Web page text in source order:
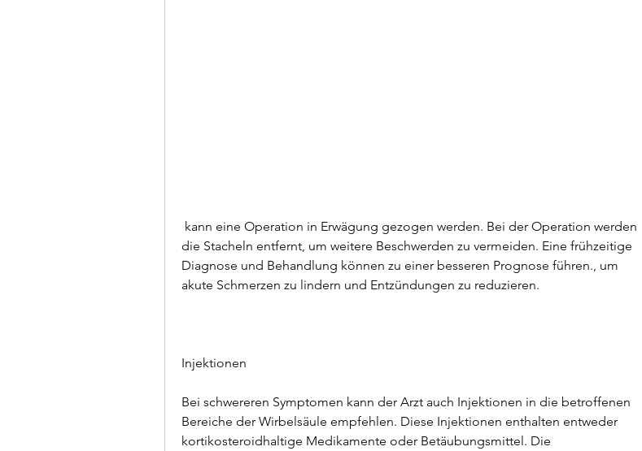
die Stacheln entfernt, um weitere Beschwerden zu vermeiden. Eine frühzeitige
Diagnose und Behandlung können zu einer besseren Prognose führen., um
akute Schmerzen zu lindern und Entzündungen zu reduzieren.
Injektionen
Bei schwereren Symptomen kann der Arzt auch Injektionen in die betroffenen
Bereiche der Wirbelsäule empfehlen. Diese Injektionen enthalten entweder
kortikosteroidhaltige Medikamente oder Betäubungsmittel. Die